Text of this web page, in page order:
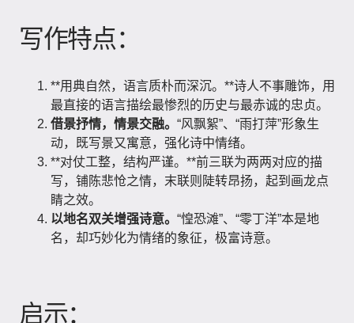
写作特点：
**用典自然，语言质朴而深沉。**诗人不事雕饰，用
最直接的语言描绘最惨烈的历史与最赤诚的忠贞。
借景抒情，情景交融。 “风飘絮”、“雨打萍”形象生
动，既写景又寓意，强化诗中情绪。
**对仗工整，结构严谨。**前三联为两两对应的描
写，铺陈悲怆之情，末联则陡转昂扬，起到画龙点
睛之效。
以地名双关增强诗意。 “惶恐滩”、“零丁洋”本是地
名，却巧妙化为情绪的象征，极富诗意。
启示：